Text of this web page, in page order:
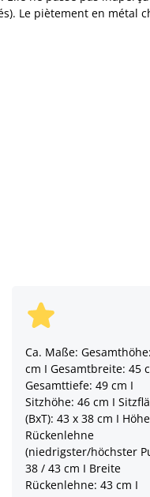
Le piètement en métal
Ca. Maße:
cm I Gesamtbreite: 45
Gesamttiefe: 49 cm I
Sitzhöhe: 46 cm I
(BxT): 43 x 38 cm I Höhe
Rückenlehne
(niedrigster/höchster
38 / 43 cm I Breite
Rückenlehne: 43 cm I